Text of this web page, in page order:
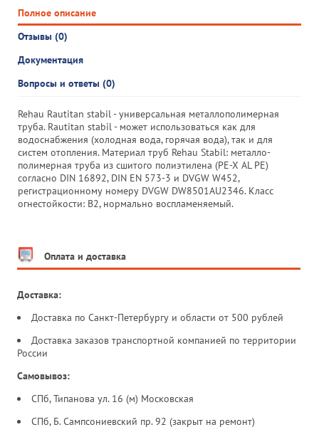
Полное описание
Отзывы (0)
Документация
Вопросы и ответы (0)
Rehau Rautitan stabil - универсальная металлополимерная
труба. Rautitan stabil - может использоваться как для
водоснабжения (холодная вода, горячая вода), так и для
систем отопления. Материал труб Rehau Stabil: металло-
полимерная труба из сшитого полиэтилена (PE-X AL PE)
согласно DIN 16892, DIN EN 573-3 и DVGW W452,
регистрационному номеру DVGW DW8501AU2346. Класс
огнестойкости: В2, нормально воспламеняемый.
Оплата и доставка
Доставка:
Доставка по Санкт-Петербургу и области от 500 рублей
Доставка заказов транспортной компанией по территории
России
Самовывоз:
СПб, Типанова ул. 16 (м) Московская
СПб, Б. Сампсониевский пр. 92 (закрыт на ремонт)